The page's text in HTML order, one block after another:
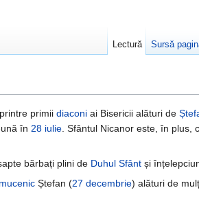
primii diaconi ai Bisericii alături de
în 28 iulie. Sfântul Nicanor este, în plus,
bărbați plini de Duhul Sfânt și
Ștefan (27 decembrie) alături de
Lectură Sursă